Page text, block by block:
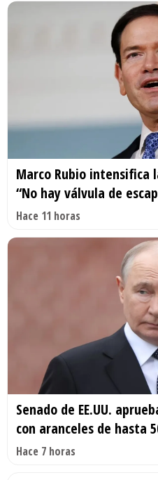
Marco Rubio intensifica
“No hay válvula de
Hace 11 horas
Senado de EE.UU.
con aranceles de hasta
Hace 7 horas